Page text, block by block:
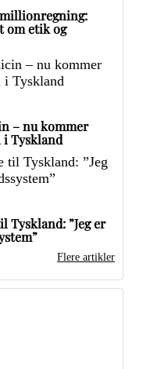
om etik og
– nu kommer
Tyskland
”Jeg er
Flere artikler